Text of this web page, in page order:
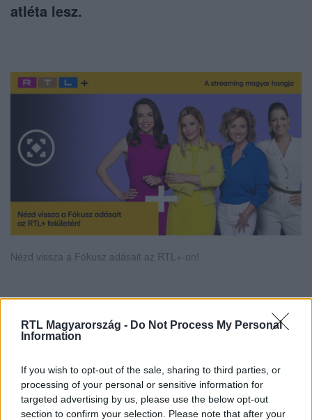
RTL Magyarország - Do Not Process My Personal
Information
If you wish to opt-out of the sale, sharing to third parties, or
processing of your personal or sensitive information for
targeted advertising by us, please use the below opt-out
section to confirm your selection. Please note that after your
atléta lesz.
Nézd vissza a Fókusz adásait az RTL+-on!
legyen a Google-találatokban!